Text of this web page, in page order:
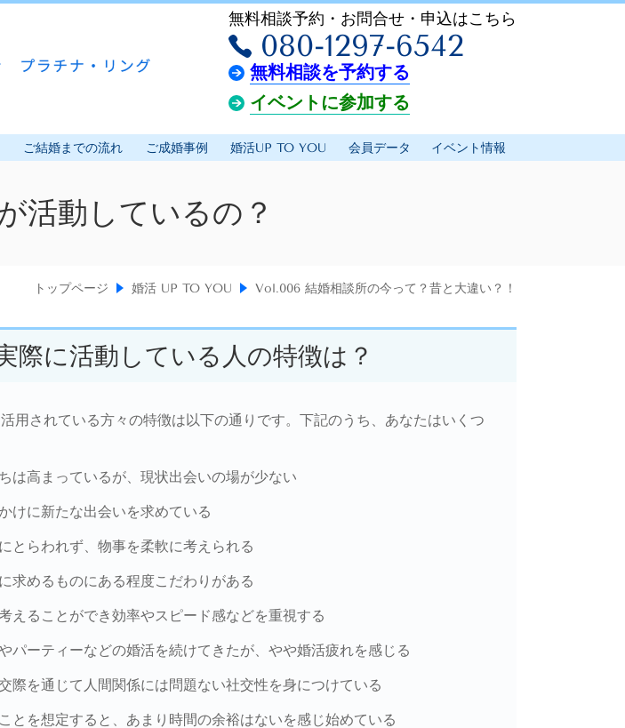
無料相談予約・お問合せ・申込はこちら
080-1297-6542
無料相談を予約する
イベントに参加する
ご結婚までの流れ ご成婚事例 婚活UP TO YOU 会員データ イベント情報
活動しているの？
トップページ 婚活 UP TO YOU Vol.006 結婚相談所の今って？昔と大違い？！
際に活動している人の特徴は？
用されている方々の特徴は以下の通りです。下記のうち、あなたはいくつ
高まっているが、現状出会いの場が少ない
に新たな出会いを求めている
らわれず、物事を柔軟に考えられる
めるものにある程度こだわりがある
ることができ効率やスピード感などを重視する
ーティーなどの婚活を続けてきたが、やや婚活疲れを感じる
を通じて人間関係には問題ない社交性を身につけている
を想定すると、あまり時間の余裕はないを感じ始めている